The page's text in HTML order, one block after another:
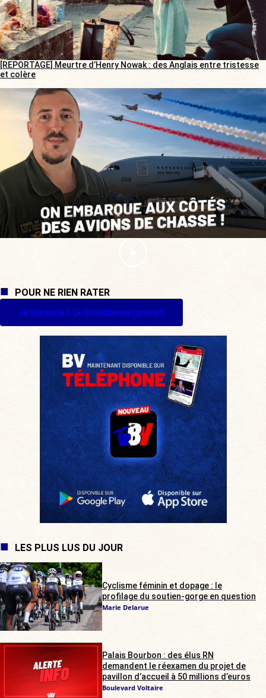
[REPORTAGE] Meurtre d’Henry Nowak : des Anglais entre tristesse
et colère
POUR NE RIEN RATER
Je m'inscris à La Quotidienne (gratuit)
LES PLUS LUS DU JOUR
Cyclisme féminin et dopage : le
profilage du soutien-gorge en question
Marie Delarue
Palais Bourbon : des élus RN
demandent le réexamen du projet de
pavillon d’accueil à 50 millions d’euros
Boulevard Voltaire